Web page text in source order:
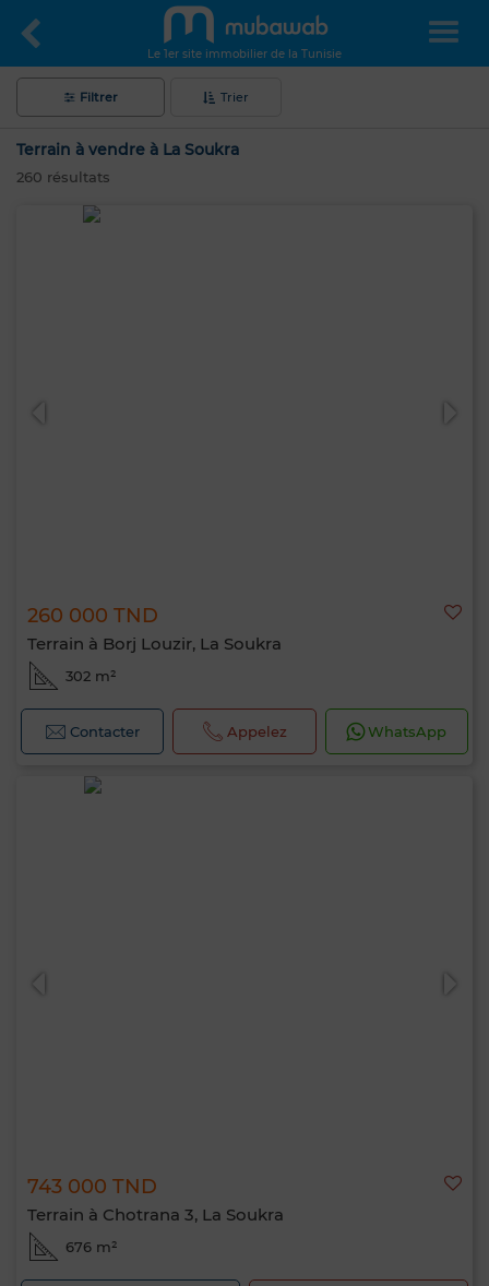
Le 1er site immobilier de la Tunisie
Filtrer Trier
Terrain à vendre à La Soukra
260 résultats
260 000 TND
Terrain à Borj Louzir, La Soukra
302 m²
Contacter Appelez WhatsApp
743 000 TND
Terrain à Chotrana 3, La Soukra
676 m²